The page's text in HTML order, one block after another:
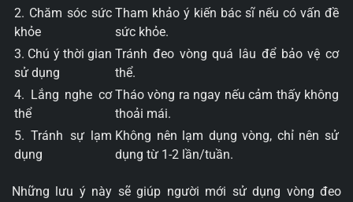
2. Chăm sóc sức
khỏe
Tham khảo ý kiến bác sĩ nếu có vấn đề
sức khỏe.
3. Chú ý thời gian
sử dụng
Tránh đeo vòng quá lâu để bảo vệ cơ
thể.
4. Lắng nghe cơ
thể
Tháo vòng ra ngay nếu cảm thấy không
thoải mái.
5. Tránh sự lạm
dụng
Không nên lạm dụng vòng, chỉ nên sử
dụng từ 1-2 lần/tuần.
Những lưu ý này sẽ giúp người mới sử dụng vòng đeo